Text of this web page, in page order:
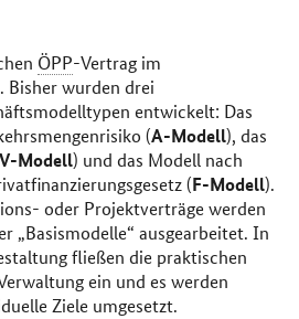
ÖPP-Vertrag im
Bisher wurden drei
entwickelt: Das
(A-Modell), das
V-Modell) und das Modell nach
(F-Modell).
oder Projektverträge werden
„Basismodelle“ ausgearbeitet. In
fließen die praktischen
ein und es werden
Ziele umgesetzt.